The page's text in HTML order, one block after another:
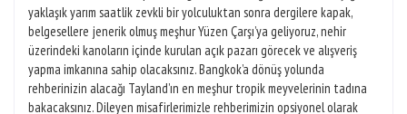
yaklaşık yarım saatlik zevkli bir yolculuktan sonra dergilere kapak,
belgesellere jenerik olmuş meşhur Yüzen Çarşı’ya geliyoruz, nehir
üzerindeki kanoların içinde kurulan açık pazarı görecek ve alışveriş
yapma imkanına sahip olacaksınız. Bangkok’a dönüş yolunda
rehberinizin alacağı Tayland’ın en meşhur tropik meyvelerinin tadına
bakacaksınız. Dileyen misafirlerimizle rehberimizin opsiyonel olarak